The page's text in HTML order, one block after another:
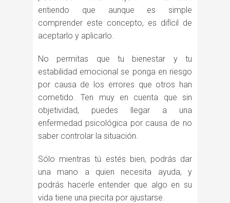
entiendo que aunque es simple
comprender este concepto, es difícil de
aceptarlo y aplicarlo.
No permitas que tu bienestar y tu
estabilidad emocional se ponga en riesgo
por causa de los errores que otros han
cometido. Ten muy en cuenta que sin
objetividad, puedes llegar a una
enfermedad psicológica por causa de no
saber controlar la situación.
Sólo mientras tú estés bien, podrás dar
una mano a quien necesita ayuda, y
podrás hacerle entender que algo en su
vida tiene una piecita por ajustarse.